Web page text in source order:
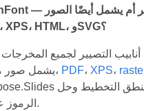
المصغرة، PDF، XPS، HTML، وSVG؟
التصيير لجميع المخرجات
يشمل صور مصغرة للشرائح، PDF، XPS،
الرموز عبر هذه الأهداف.